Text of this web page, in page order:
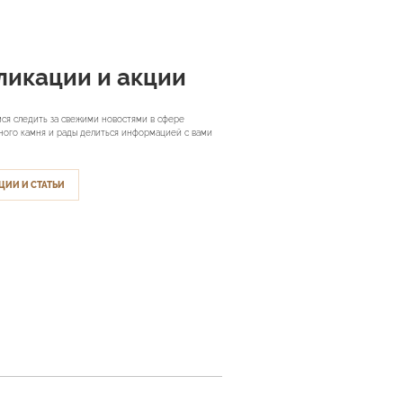
и акции
следить за свежими новостями в сфере
камня и рады делиться информацией с вами
И СТАТЬИ